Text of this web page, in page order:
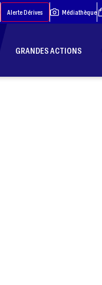
Alerte Dérives Médiathèque
GRANDES ACTIONS